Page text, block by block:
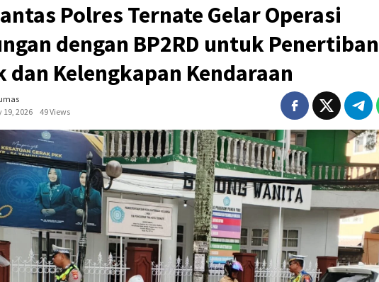
Polres Ternate Gelar Operasi
dengan BP2RD untuk Penertiban
dan Kelengkapan Kendaraan
19, 2026
49 Views